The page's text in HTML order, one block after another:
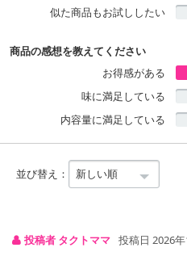
似た商品もお試ししたい
商品の感想を教えてください
お得感がある
味に満足している
内容量に満足している
並び替え：
投稿者 タクトママ 投稿日 2026